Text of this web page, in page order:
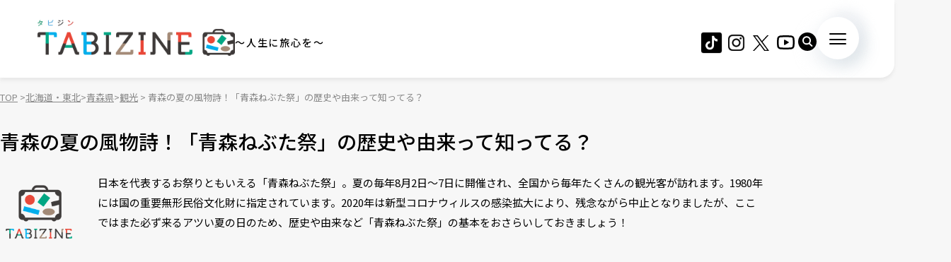
～人生に旅心を～
TOP 北海道・東北 青森県 観光 青森の夏の風物詩！「青森ねぶた祭」の歴史や由来って知ってる？
青森の夏の風物詩！「青森ねぶた祭」の歴史や由来って知ってる？
日本を代表するお祭りともいえる「青森ねぶた祭」。夏の毎年8月2日～7日に開催され、全国から毎年たくさんの観光客が訪れます。1980年
には国の重要無形民俗文化財に指定されています。2020年は新型コロナウィルスの感染拡大により、残念ながら中止となりましたが、ここ
ではまた必ず来るアツい夏の日のため、歴史や由来など「青森ねぶた祭」の基本をおさらいしておきましょう！